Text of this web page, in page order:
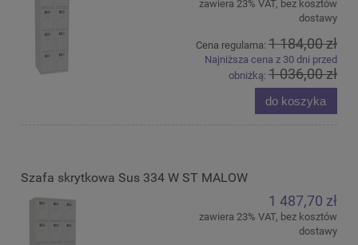
zawiera 23% VAT, bez kosztów
dostawy
Cena regularna: 1 184,00 zł
Najniższa cena z 30 dni przed
obniżką: 1 036,00 zł
do koszyka
Szafa skrytkowa Sus 334 W ST MALOW
1 487,70 zł
zawiera 23% VAT, bez kosztów
dostawy